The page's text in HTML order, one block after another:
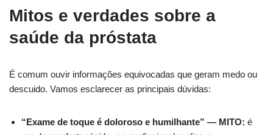
Mitos e verdades sobre a
saúde da próstata
É comum ouvir informações equivocadas que geram medo ou
descuido. Vamos esclarecer as principais dúvidas:
“Exame de toque é doloroso e humilhante” — MITO: é